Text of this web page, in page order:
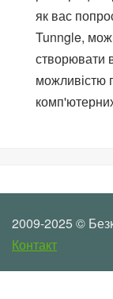
як вас
Tunngle,
створювати
можливістю
2009-2025 ©
Контакт